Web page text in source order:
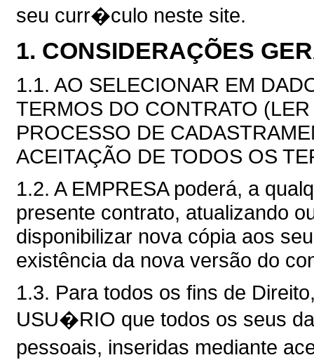
seu curr�culo neste site.
1. CONSIDERAÇÕES
1.1. AO SELECIONAR EM
TERMOS DO CONTRATO
PROCESSO DE
ACEITAÇÃO DE TODOS OS
1.2. A EMPRESA poderá, a
presente contrato, atualizando
disponibilizar nova cópia aos
existência da nova versão do
1.3. Para todos os fins de
USU�RIO que todos os seus
pessoais, inseridas mediante